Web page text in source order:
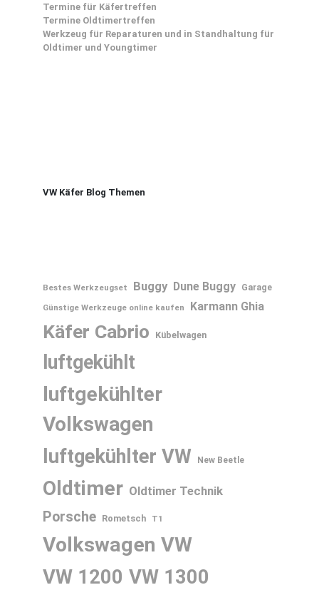
Termine für Käfertreffen
Termine Oldtimertreffen
Werkzeug für Reparaturen und in Standhaltung für
Oldtimer und Youngtimer
VW Käfer Blog Themen
Bestes Werkzeugset Buggy Dune Buggy
Garage
Günstige Werkzeuge online kaufen
Karmann Ghia
Käfer Cabrio Kübelwagen
luftgekühlt
luftgekühlter
Volkswagen
luftgekühlter VW New Beetle
Oldtimer Oldtimer Technik
Porsche Rometsch T1
Volkswagen VW
VW 1200 VW 1300